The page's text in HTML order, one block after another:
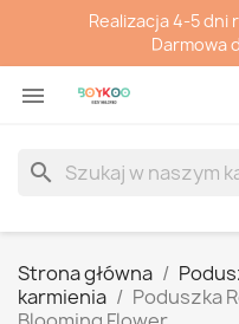
Realizacja 4-5 dni
Darmowa

search
Strona główna
karmienia
Poduszka